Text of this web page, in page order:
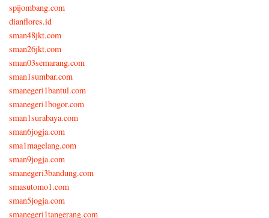
spijombang.com
dianflores.id
sman48jkt.com
sman26jkt.com
sman03semarang.com
sman1sumbar.com
smanegeri1bantul.com
smanegeri1bogor.com
sman1surabaya.com
sman6jogja.com
sma1magelang.com
sman9jogja.com
smanegeri3bandung.com
smasutomo1.com
sman5jogja.com
smanegeri1tangerang.com